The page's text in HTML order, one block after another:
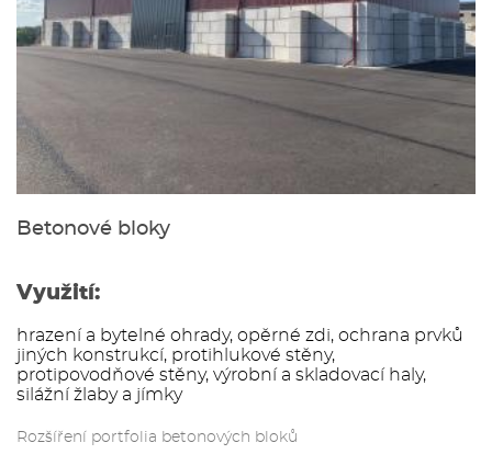
Betonové bloky
Využití:
hrazení a bytelné ohrady, opěrné zdi, ochrana prvků
jiných konstrukcí, protihlukové stěny,
protipovodňové stěny, výrobní a skladovací haly,
silážní žlaby a jímky
Rozšíření portfolia betonových bloků